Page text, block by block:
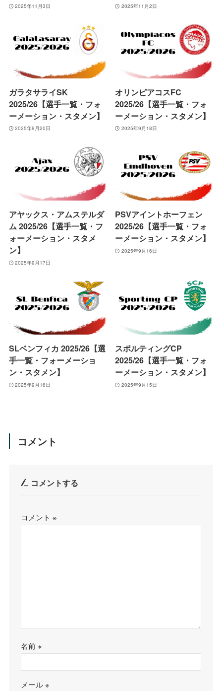
2025年11月3日 2025年11月2日
ガラタサライSK
2025/26【選手一覧・フォ
ーメーション・スタメン】
2025年9月20日
オリンピアコスFC
2025/26【選手一覧・フォ
ーメーション・スタメン】
2025年9月18日
アヤックス・アムステルダ
ム 2025/26【選手一覧・フ
ォーメーション・スタメ
ン】
2025年9月17日
PSVアイントホーフェン
2025/26【選手一覧・フォ
ーメーション・スタメン】
2025年9月16日
SLベンフィカ 2025/26【選
手一覧・フォーメーショ
ン・スタメン】
2025年9月16日
スポルティングCP
2025/26【選手一覧・フォ
ーメーション・スタメン】
2025年9月15日
コメント
コメントする
コメント※
名前※
メール※